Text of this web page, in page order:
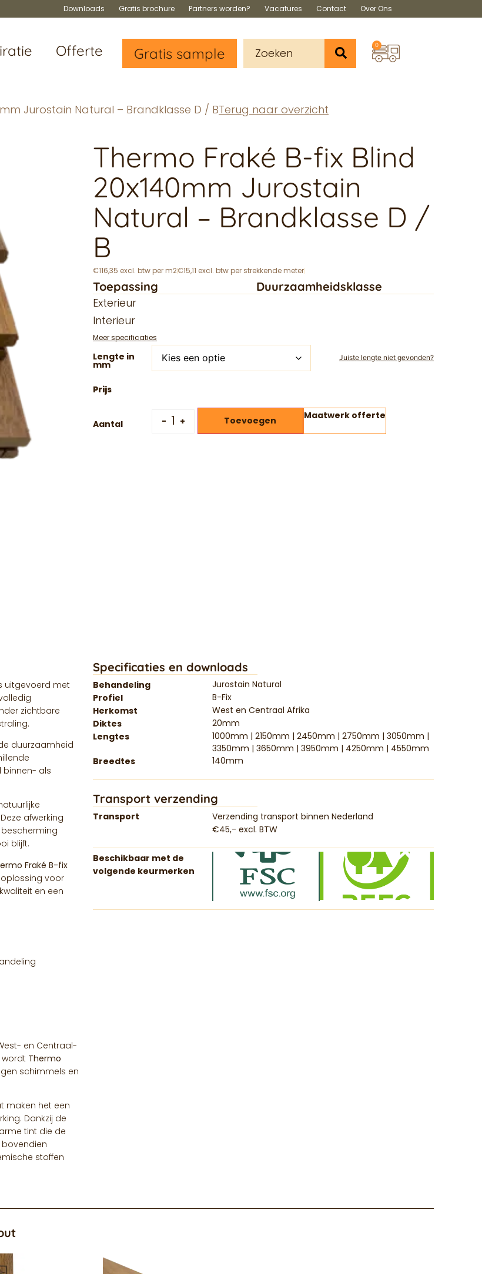
Downloads Gratis brochure Partners worden? Vacatures Contact Over Ons
Offerte Gratis sample 0
Jurostain Natural – Brandklasse D / BTerug naar overzicht
Thermo Fraké B-fix Blind
20x140mm Jurostain
Natural – Brandklasse D /
B
€116,35 excl. btw per m2€15,11 excl. btw per strekkende meter
Toepassing
Exterieur
Interieur
Meer specificaties
Duurzaamheidsklasse
Lengte in
mm
Juiste lengte niet gevonden?
Aantal - + Toevoegen Maatwerk offerte
uitgevoerd met
zichtbare
duurzaamheid
binnen- als
afwerking
blijft.
Fraké B-fix
voor
en een
en Centraal-
wordt Thermo
schimmels en
maken het een
Dankzij de
tint die de
bovendien
stoffen
Specificaties en downloads
Behandeling
Jurostain Natural
Profiel
B-Fix
Herkomst
West en Centraal Afrika
Diktes
20mm
Lengtes
1000mm | 2150mm | 2450mm | 2750mm | 3050mm |
3350mm | 3650mm | 3950mm | 4250mm | 4550mm
Breedtes
140mm
Transport verzending
Transport
Verzending transport binnen Nederland
€45,- excl. BTW
Beschikbaar met de
volgende keurmerken